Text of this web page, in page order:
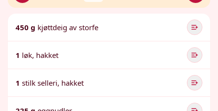
450 g kjøttdeig av storfe
1 løk, hakket
1 stilk selleri, hakket